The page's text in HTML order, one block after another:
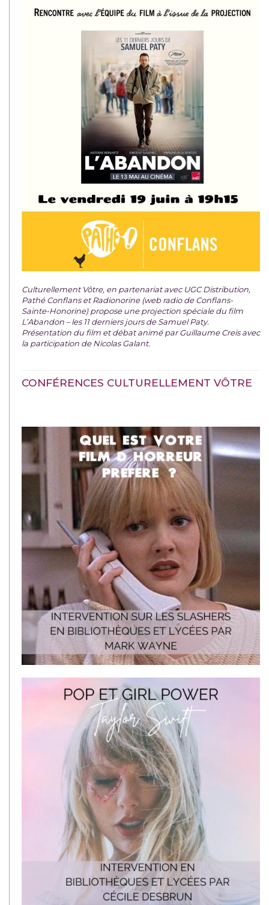
Culturellement Vôtre, en partenariat avec UGC Distribution,
Pathé Conflans et Radionorine (web radio de Conflans-
Sainte-Honorine) propose une projection spéciale du film
L’Abandon – les 11 derniers jours de Samuel Paty.
Présentation du film et débat animé par Guillaume Creis avec
la participation de Nicolas Galant.
CONFÉRENCES CULTURELLEMENT VÔTRE